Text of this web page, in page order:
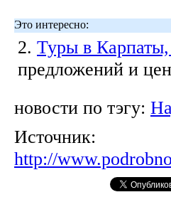
Это интересно:
2. Туры в
предложений и
новости по тэгу:
Источник:
http://